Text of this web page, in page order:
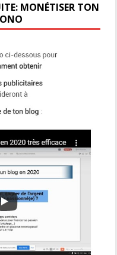
MONÉTISER TON